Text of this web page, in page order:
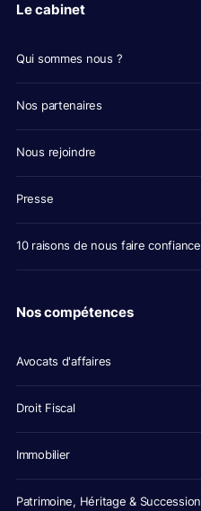
Le cabinet
Qui sommes nous ?
Nos partenaires
Nous rejoindre
Presse
10 raisons de nous faire confiance
Nos compétences
Avocats d'affaires
Droit Fiscal
Immobilier
Patrimoine, Héritage & Succession